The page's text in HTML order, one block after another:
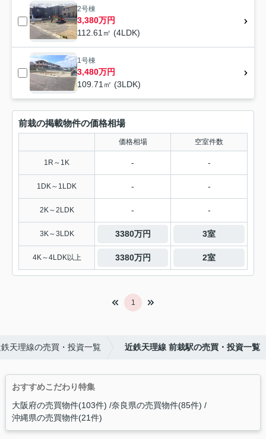
2号棟
3,380万円
112.61㎡ (4LDK)
1号棟
3,480万円
109.71㎡ (3LDK)
前栽の掲載物件の価格相場
価格相場 空室件数
1R～1K - -
1DK～1LDK - -
2K～2LDK - -
3K～3LDK 3380万円 3室
4K～4LDK以上 3380万円 2室
1
天理線の売買・投資一覧 近鉄天理線 前栽駅の売買・投資一覧
おすすめこだわり特集
大阪府の売買物件(103件) 奈良県の売買物件(85件)
沖縄県の売買物件(21件)